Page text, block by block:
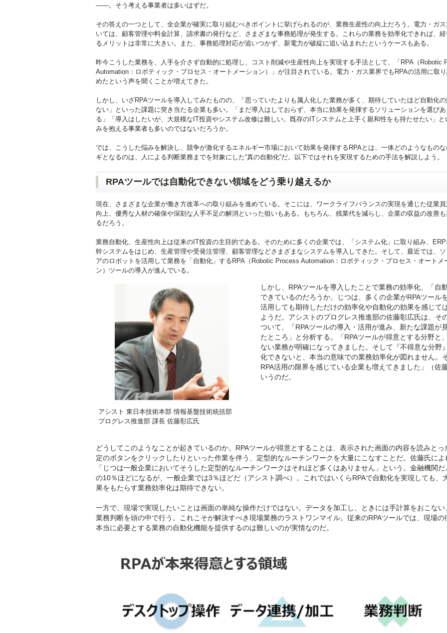
――。そう考える事業者は多いはずだ。
その答えの一つとして、全企業が確実に取り組むべきポイントに挙げられるのが、業務生産性の向上だろう。電力・ガ
いては、顧客管理や料金計算、請求書の発行など、さまざまな事務処理が発生する。これらの業務を効率化できれば、
るメリットは非常に大きい。また、事務処理対応が追いつかず、新電力が破綻に追い込まれたというケースもある。
昨今こうした業務を、人手を介さず自動的に処理し、コスト削減や生産性向上を実現する手法として、「RPA（Robotic
Automation：ロボティック・プロセス・オートメーション）」が注目されている。電力・ガス業界でもRPAの活用に取
めたという声を聞くことが増えてきた。
しかし、いざRPAツールを導入してみたものの、「思っていたよりも属人化した業務が多く、期待していたほど自動化
ない」といった課題に突き当たる企業も多い。「まだ導入はしておらず、本当に効果を発揮するソリューションを選び
る」「導入はしたいが、大規模なIT投資やシステム改修は難しい。既存のITシステムと上手く親和性をも持たせたい」と
みを抱える事業者も多いのではないだろうか。
では、こうした悩みを解決し、競争が激化するエネルギー市場において効果を発揮するRPAとは、一体どのようなもの
ギとなるのは、人による判断業務までを対象にした“真の自動化”だ。以下ではそれを実現するための手法を解説しよう。
RPAツールでは自動化できない領域をどう乗り越えるか
現在、さまざまな企業が働き方改革への取り組みを進めている。そこには、ワークライフバランスの実現を通じた従業
向上、優秀な人材の確保や深刻な人手不足の解消といった狙いもある。もちろん、残業代を減らし、企業の収益の改善
るだろう。
業務自動化、生産性向上は従来のIT投資の主目的である。そのために多くの企業では、「システム化」に取り組み、
幹システムをはじめ、生産管理や受発注管理、顧客管理などさまざまなシステムを導入してきた。そして、最近では、
アのロボットを活用して業務を「自動化」するRPA（Robotic Process Automation：ロボティック・プロセス・オートメ
ン）ツールの導入が進んでいる。
アシスト 東日本技術本部 情報基盤技術統括部
プログレス推進部 課長 佐藤彰広氏
しかし、RPAツールを導入したことで業務の効率化、「自
できているのだろうか。じつは、多くの企業がRPAツール
活用しても期待しただけの効率化や自動化の効果を感じて
ようだ。アシストのプログレス推進部の佐藤彰広氏は、そ
ついて、「RPAツールの導入・活用が進み、新たな課題が
たところ」と分析する。「RPAツールが得意とする分野と
ない業務が明確になってきました。そして『不得意な分野
化できないと、本当の意味での業務効率化が図れません。
RPA活用の限界を感じている企業も増えてきました」（佐
いうのだ。
どうしてこのようなことが起きているのか。RPAツールが得意とすることは、表示された画面の内容を読みとっ
定のボタンをクリックしたりといった作業を伴う、定型的なルーチンワークを大量にこなすことだ。佐藤氏によ
「じつは一般企業においてそうした定型的なルーチンワークはそれほど多くはありません」という。金融機関
の10％ほどになるが、一般企業では3％ほどだ（アシスト調べ）。これではいくらRPAで自動化を実現しても、
果をもたらす業務効率化は期待できない。
一方で、現場で実現したいことは画面の単純な操作だけではない。データを加工し、ときには手計算をおこない
業務判断を頭の中で行う。これこそが解決すべき現場業務のラストワンマイル。従来のRPAツールでは、現場の
本当に必要とする業務の自動化機能を提供するのは難しいのが実情なのだ。